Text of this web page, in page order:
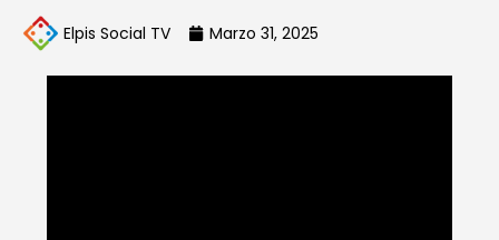
Elpis Social TV Marzo 31, 2025